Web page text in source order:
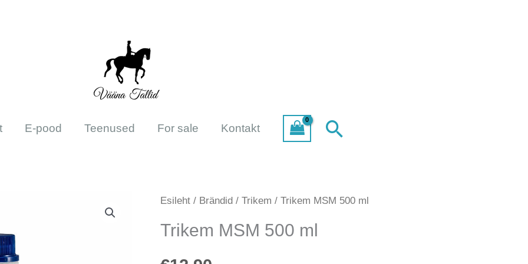
E-pood Teenused For sale Kontakt Search
Esileht / Brändid / Trikem / Trikem MSM 500 ml
Trikem MSM 500 ml
Trikem
MSM